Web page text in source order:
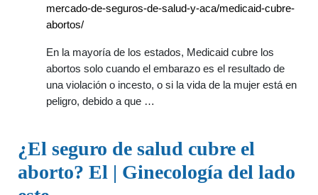
mercado-de-seguros-de-salud-y-aca/medicaid-cubre-
abortos/
En la mayoría de los estados, Medicaid cubre los
abortos solo cuando el embarazo es el resultado de
una violación o incesto, o si la vida de la mujer está en
peligro, debido a que …
¿El seguro de salud cubre el
aborto? El | Ginecología del lado